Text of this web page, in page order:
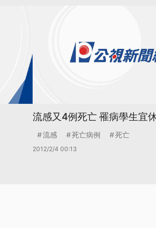
流感又4例死亡 罹病學生宜
流感 死亡病例 死亡
2012/2/4 00:13